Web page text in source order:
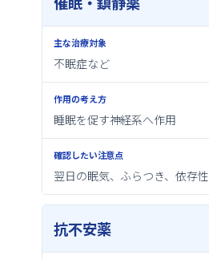
剤
領
域
主
な
治
対
不眠症など
睡眠を促す神経系へ作用
翌日の眠気、ふらつき、依存性
抗不安薬